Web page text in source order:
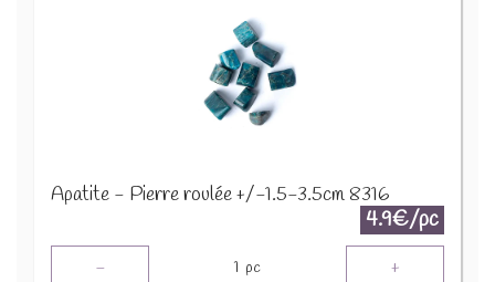
Apatite - Pierre roulée +/-1.5-3.5cm 8316
4.9€/pc
- 1 pc +